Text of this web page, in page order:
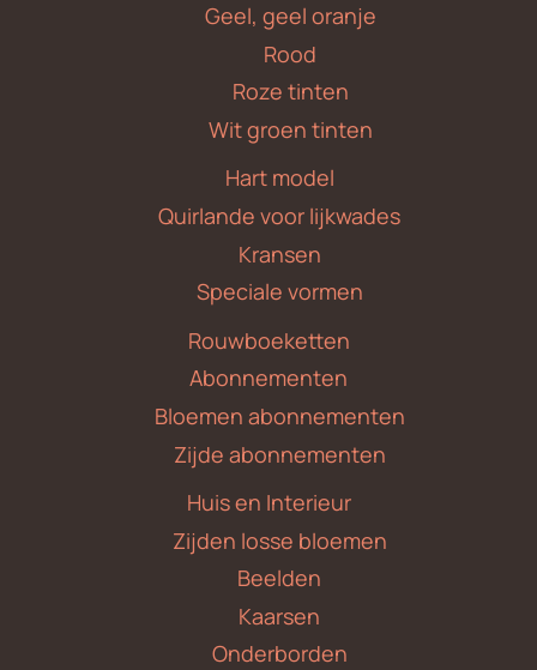
Geel, geel oranje
Rood
Roze tinten
Wit groen tinten
Hart model
Quirlande voor lijkwades
Kransen
Speciale vormen
Rouwboeketten
Abonnementen
Bloemen abonnementen
Zijde abonnementen
Huis en Interieur
Zijden losse bloemen
Beelden
Kaarsen
Onderborden